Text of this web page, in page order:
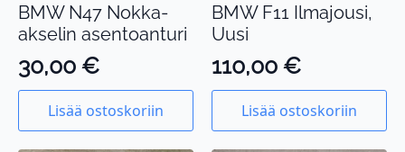
BMW N47 Nokka-
akselin asentoanturi
30,00 €
Lisää ostoskoriin
BMW F11 Ilmajousi,
Uusi
110,00 €
Lisää ostoskoriin